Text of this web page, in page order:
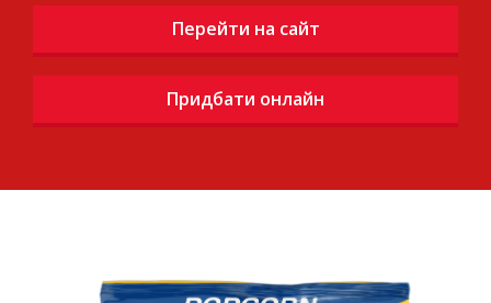
Перейти на сайт
Придбати онлайн